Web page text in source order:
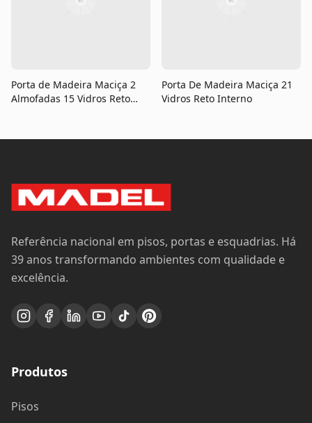
Porta de Madeira Maciça 2
Almofadas 15 Vidros Reto
Porta De Madeira Maciça 21
Vidros Reto Interno
Referência nacional em pisos, portas e esquadrias. Há
39 anos transformando ambientes com qualidade e
excelência.
Produtos
Pisos